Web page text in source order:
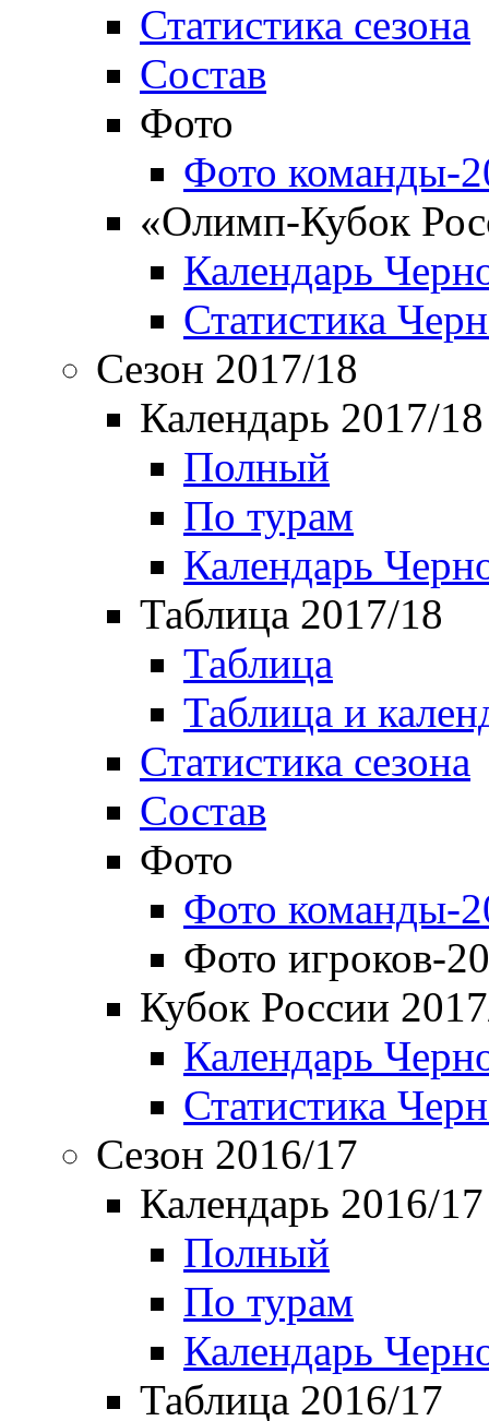
Статистика сезона
Состав
Фото
Фото команды-
«Олимп-Кубок
Календарь
Статистика
Сезон 2017/18
Календарь 2017/18
Полный
По турам
Календарь
Таблица 2017/18
Таблица
Таблица и
Статистика сезона
Состав
Фото
Фото команды-
Фото игроков-
Кубок России
Календарь
Статистика
Сезон 2016/17
Календарь 2016/17
Полный
По турам
Календарь
Таблица 2016/17